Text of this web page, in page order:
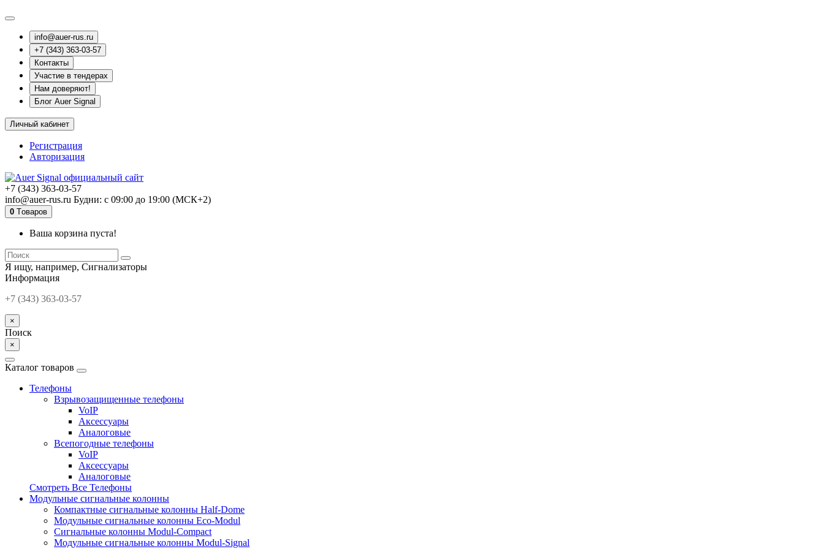
info@auer-rus.ru
+7 (343) 363-03-57
Контакты
Участие в тендерах
Нам доверяют!
Блог Auer Signal
Личный кабинет
Регистрация
Авторизация
+7 (343) 363-03-57
info@auer-rus.ru Будни: с 09:00 до 19:00 (МСК+2)
0 Tоваров
Ваша корзина пуста!
Я ищу, например, Сигнализаторы
Информация
+7 (343) 363-03-57
×
Поиск
×
Каталог товаров
Телефоны
Взрывозащищенные телефоны
VoIP
Аксессуары
Аналоговые
Всепогодные телефоны
VoIP
Аксессуары
Аналоговые
Смотреть Все Телефоны
Модульные сигнальные колонны
Компактные сигнальные колонны Half-Dome
Модульные сигнальные колонны Eco-Modul
Сигнальные колонны Modul-Compact
Модульные сигнальные колонны Modul-Signal